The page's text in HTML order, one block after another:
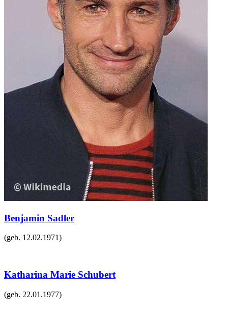
Benjamin Sadler
(geb. 12.02.1971)
Katharina Marie Schubert
(geb. 22.01.1977)